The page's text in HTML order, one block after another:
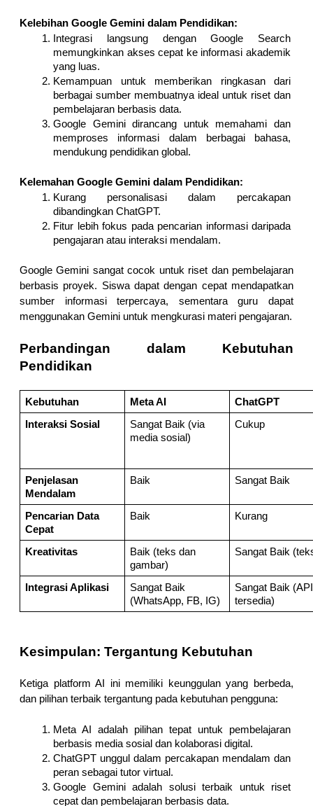
Kelebihan Google Gemini dalam Pendidikan:
Integrasi langsung dengan Google Search
memungkinkan akses cepat ke informasi akademik
yang luas.
Kemampuan untuk memberikan ringkasan dari
berbagai sumber membuatnya ideal untuk riset dan
pembelajaran berbasis data.
Google Gemini dirancang untuk memahami dan
memproses informasi dalam berbagai bahasa,
mendukung pendidikan global.
Kelemahan Google Gemini dalam Pendidikan:
Kurang personalisasi dalam percakapan
dibandingkan ChatGPT.
Fitur lebih fokus pada pencarian informasi daripada
pengajaran atau interaksi mendalam.
Google Gemini sangat cocok untuk riset dan pembelajaran
berbasis proyek. Siswa dapat dengan cepat mendapatkan
sumber informasi terpercaya, sementara guru dapat
menggunakan Gemini untuk mengkurasi materi pengajaran.
Perbandingan dalam Kebutuhan
Pendidikan
Kebutuhan Meta AI
ChatGPT
Interaksi Sosial
Sangat Baik (via
media sosial)
Cukup
Penjelasan
Mendalam
Baik Sangat Baik
Pencarian Data
Cepat
Baik Kurang
Kreativitas
Baik (teks dan
gambar)
Sangat Baik
Integrasi Aplikasi
Sangat Baik
(WhatsApp, FB, IG)
Sangat Baik (API
tersedia)
Kesimpulan: Tergantung Kebutuhan
Ketiga platform AI ini memiliki keunggulan yang berbeda,
dan pilihan terbaik tergantung pada kebutuhan pengguna:
Meta AI adalah pilihan tepat untuk pembelajaran
berbasis media sosial dan kolaborasi digital.
ChatGPT unggul dalam percakapan mendalam dan
peran sebagai tutor virtual.
Google Gemini adalah solusi terbaik untuk riset
cepat dan pembelajaran berbasis data.